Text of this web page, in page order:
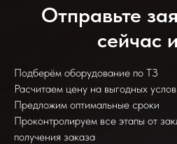
Отправьте
сейчас
Подберём оборудование по ТЗ
Расчитаем цену на выгодных
Предложим оптимальные сроки
Проконтролируем все этапы от
получения заказа